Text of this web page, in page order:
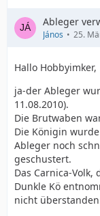
Ableger
János 25.
Hallo Hobbyimker,
ja-der Ableger
11.08.2010).
Die Brutwaben
Die Königin
Ableger noch
geschustert.
Das Carnica-
Dunkle Kö
nicht